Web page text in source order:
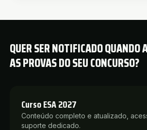
QUER SER NOTIFICADO QUANDO
AS PROVAS DO SEU CONCURSO?
Curso ESA 2027
Conteúdo completo e atualizado,
suporte dedicado.